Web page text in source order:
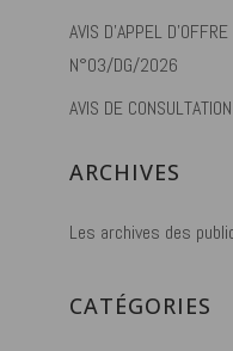
AVIS D’APPEL
N°03/DG/2026
AVIS DE
ARCHIVES
Les archives des
CATÉGORIES